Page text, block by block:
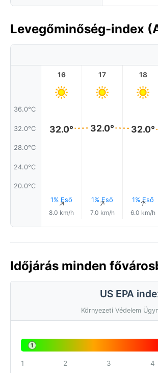
Levegőminőség-index
36.0°C
32.0°C
28.0°C
24.0°C
20.0°C
16
32.0°
1% Eső
↑
8.0 km/h
17
32.0°
1% Eső
↑
7.0 km/h
18
32.0°
1% Eső
↑
6.0 km/h
Időjárás minden
US EPA
Környezeti Védelem
1
1 2 3 4